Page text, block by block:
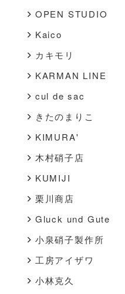
OPEN STUDIO
Kaico
カキモリ
KARMAN LINE
cul de sac
きたのまりこ
KIMURA'
木村硝子店
KUMIJI
栗川商店
Gluck und Gute
小泉硝子製作所
工房アイザワ
小林克久